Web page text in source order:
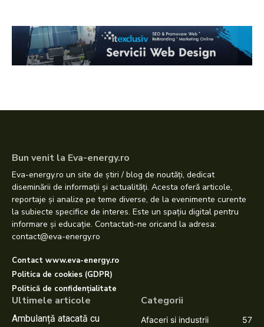
Bun venit la Eva-energy.ro
Eva-energy.ro un site de știri / blog de noutăți, dedicat
diseminării de informații și actualități. Acesta oferă articole,
reportaje și analize pe teme diverse, de la evenimente curente
la subiecte specifice de interes. Este un spațiu digital pentru
informare și educație. Contactati-ne oricand la adresa:
contact@eva-energy.ro
Contact www.eva-energy.ro
Politica de cookies (GDPR)
Politică de confidențialitate
Ultimele articole
Ambulanță atacată cu
Categorii
Afaceri si industrii
57